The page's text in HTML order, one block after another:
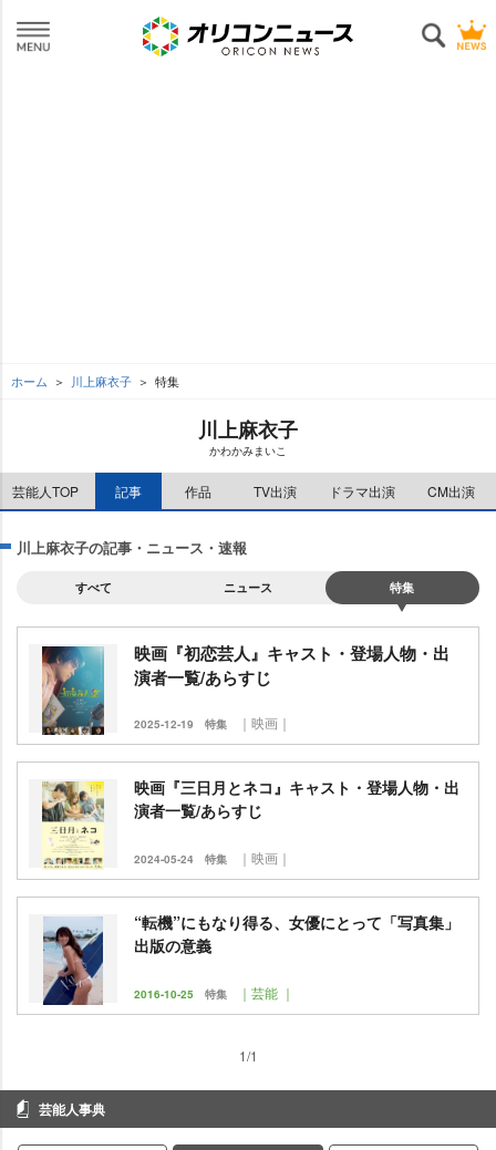
ホーム 川上麻衣子 特集
川上麻衣子
かわかみまいこ
芸能人TOP 記事 作品 TV出演 ドラマ出演 CM出演
川上麻衣子の記事・ニュース・速報
すべて ニュース 特集
映画『初恋芸人』キャスト・登場人物・出
演者一覧/あらすじ
2025-12-19 特集 ｜映画｜
映画『三日月とネコ』キャスト・登場人物・出
演者一覧/あらすじ
2024-05-24 特集 ｜映画｜
“転機”にもなり得る、女優にとって「写真集」
出版の意義
2016-10-25 特集 ｜芸能 ｜
1/1
芸能人事典